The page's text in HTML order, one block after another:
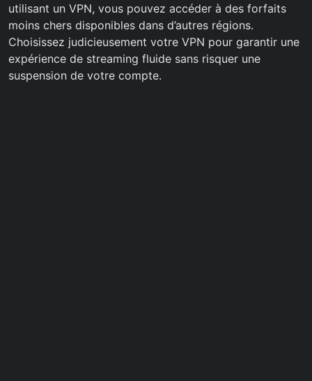
utilisant un VPN, vous pouvez accéder à des forfaits
moins chers disponibles dans d’autres régions.
Choisissez judicieusement votre VPN pour garantir une
expérience de streaming fluide sans risquer une
suspension de votre compte.